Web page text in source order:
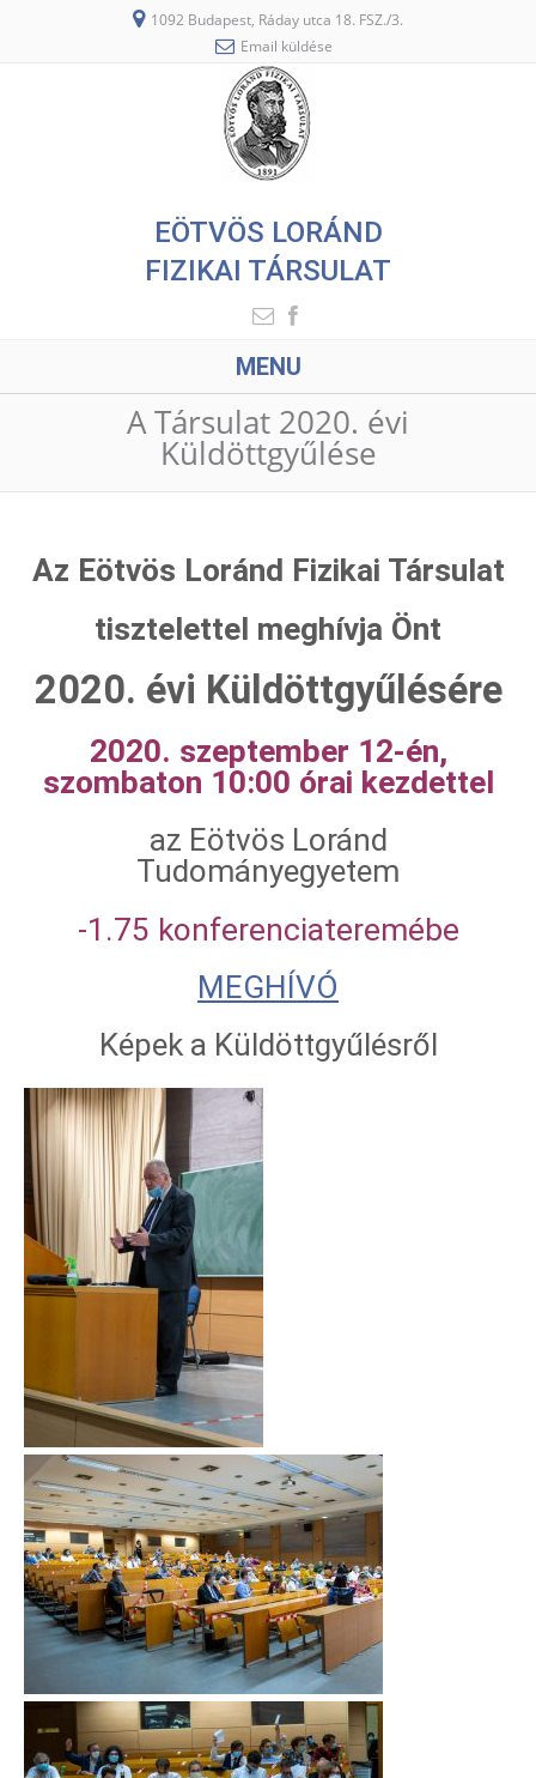
1092 Budapest, Ráday utca 18. FSZ./3.
Email küldése
EÖTVÖS LORÁND
FIZIKAI TÁRSULAT
MENU
A Társulat 2020. évi
Küldöttgyűlése
Az Eötvös Loránd Fizikai Társulat
tisztelettel meghívja Önt
2020. évi Küldöttgyűlésére
2020. szeptember 12-én,
szombaton 10:00 órai kezdettel
az Eötvös Loránd
Tudományegyetem
-1.75 konferenciateremébe
MEGHÍVÓ
Képek a Küldöttgyűlésről